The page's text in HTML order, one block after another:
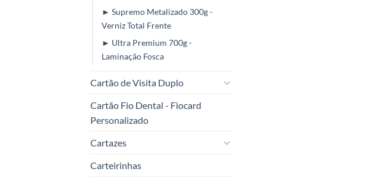
► Supremo Metalizado 300g -
Verniz Total Frente
► Ultra Premium 700g -
Laminação Fosca
Cartão de Visita Duplo
Cartão Fio Dental - Fiocard
Personalizado
Cartazes
Carteirinhas